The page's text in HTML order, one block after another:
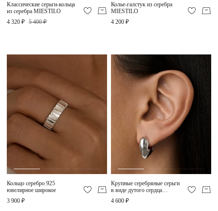
Классические серьги-кольца
из серебра MIESTILO
4 320 ₽ 5 400 ₽
Колье-галстук из серебра
MIESTILO
4 200 ₽
Кольцо серебро 925
ювелирное широкое
3 900 ₽
Крупные серебряные серьги
в виде дутого сердца
MIESTILO
4 600 ₽